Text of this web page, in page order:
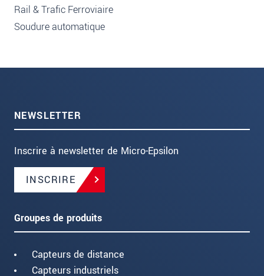
Rail & Trafic Ferroviaire
Soudure automatique
NEWSLETTER
Inscrire à newsletter de Micro-Epsilon
INSCRIRE
Groupes de produits
Capteurs de distance
Capteurs industriels